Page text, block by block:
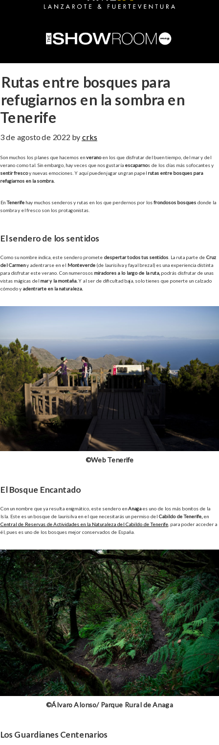
Rutas entre bosques para
refugiarnos en la sombra en
Tenerife
3 de agosto de 2022 by crks
Son muchos los planes que hacemos enveranoen los que disfrutar del buen tiempo, del mar y del
verano como tal. Sin embargo, hay veces que nos gustaría escaparnos de los días más sofocantes y
sentir frescoy nuevas emociones. Y aquí pueden jugar un gran papel rutas entre bosques para
refugiarnos en la sombra.
EnTenerife hay muchos senderos y rutas en los que perdernos por losfrondosos bosques donde la
sombra y el fresco son los protagonistas.
El sendero de los sentidos
Como su nombre indica, este sendero promete despertar todos tus sentidos . La ruta parte de Cruz
del Carmeny adentrarse en el Monteverde (de laurisilva y fayal brezal) es una experiencia distinta
para disfrutar este verano. Con numerosos miradores a lo largo de la ruta, podrás disfrutar de unas
vistas mágicas del mar y la montaña. Y al ser de dificultad baja, solo tienes que ponerte un calzado
cómodo y adentrarte en la naturaleza.
©Web Tenerife
El Bosque Encantado
Con un nombre que ya resulta enigmático, este sendero enAnagaes uno de los más bonitos de la
Isla. Este es un bosque de laurisilva en el que necesitarás un permiso del Cabildo de Tenerife, en
Central de Reservas de Actividades en la Naturaleza del Cabildo de Tenerife, para poder acceder a
él, pues es uno de los bosques mejor conservados de España.
©Álvaro Alonso/ Parque Rural de Anaga
Los Guardianes Centenarios